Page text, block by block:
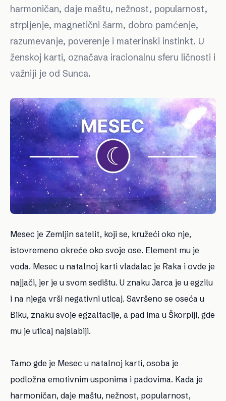
harmoničan, daje maštu, nežnost, popularnost,
strpljenje, magnetični šarm, dobro pamćenje,
razumevanje, poverenje i materinski instinkt. U
ženskoj karti, označava iracionalnu sferu ličnosti i
važniji je od Sunca.
Mesec je Zemljin satelit, koji se, kružeći oko nje,
istovremeno okreće oko svoje ose. Element mu je
voda. Mesec u natalnoj karti vladalac je Raka i ovde je
najjači, jer je u svom sedištu. U znaku Jarca je u egzilu
i na njega vrši negativni uticaj. Savršeno se oseća u
Biku, znaku svoje egzaltacije, a pad ima u Škorpiji, gde
mu je uticaj najslabiji.
Tamo gde je Mesec u natalnoj karti, osoba je
podložna emotivnim usponima i padovima. Kada je
harmoničan, daje maštu, nežnost, popularnost,